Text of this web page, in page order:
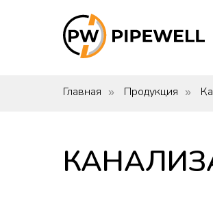
Главная » Продукция »